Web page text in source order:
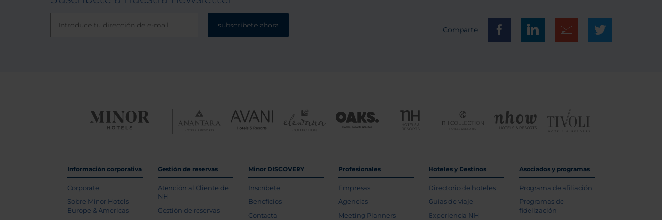
subscríbete ahora
Comparte
Información corporativa
Corporate
Sobre Minor Hotels
Europe & Americas
Gestión de reservas
Atención al Cliente de
NH
Gestión de reservas
Minor DISCOVERY
Inscríbete
Beneficios
Contacta
Profesionales
Empresas
Agencias
Meeting Planners
Hoteles y Destinos
Directorio de hoteles
Guías de viaje
Experiencia NH
Asociados y programas
Programa de afiliación
Programas de
fidelización